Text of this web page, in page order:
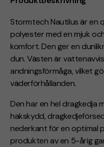
Stormtech Nautilus är en
polyester med en mjuk
komfort. Den ger en
dun. Västen är
andningsförmåga, vilket
väderförhållanden.
Den har en hel dragkedja
hakskydd,
nederkant för en optimal
produkten av en 5-årig